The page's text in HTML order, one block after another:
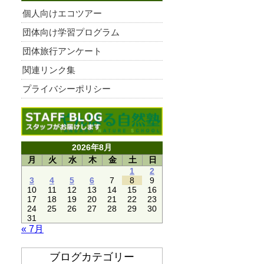
個人向けエコツアー
団体向け学習プログラム
団体旅行アンケート
関連リンク集
プライバシーポリシー
2026年8月
月
火 水 木 金 土
日
1
2
3
4 5 6 7 8
9
10
11 12 13 14 15
16
17
18 19 20 21 22
23
24
25 26 27 28 29
30
31
« 7月
ブログカテゴリー